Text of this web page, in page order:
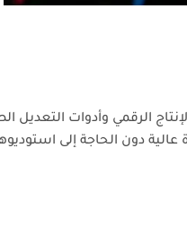
الرقمي وأدوات التعديل
دون الحاجة إلى